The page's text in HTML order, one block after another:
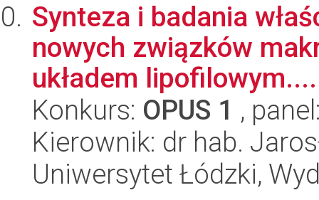
Synteza i badania
nowych związków
układem lipofilowym....
Konkurs: OPUS 1 ,
Kierownik: dr hab.
Uniwersytet Łódzki,